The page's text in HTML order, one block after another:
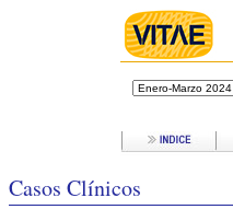
Casos Clínicos